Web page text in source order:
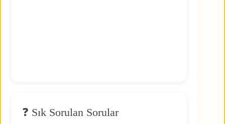
❓ Sık Sorulan Sorular